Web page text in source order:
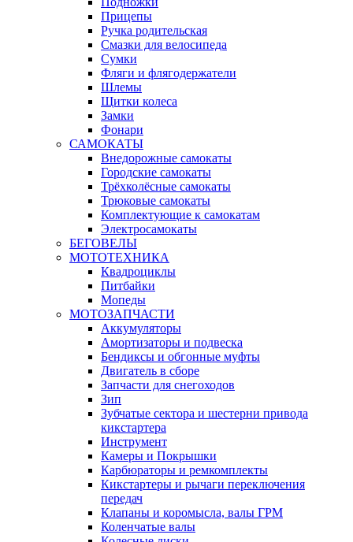
Прицепы
Ручка родительская
Смазки для велосипеда
Сумки
Фляги и флягодержатели
Шлемы
Щитки колеса
Замки
Фонари
САМОКАТЫ
Внедорожные самокаты
Городские самокаты
Трёхколёсные самокаты
Трюковые самокаты
Комплектующие к самокатам
Электросамокаты
БЕГОВЕЛЫ
МОТОТЕХНИКА
Квадроциклы
Питбайки
Мопеды
МОТОЗАПЧАСТИ
Аккумуляторы
Амортизаторы и подвеска
Бендиксы и обгонные муфты
Двигатель в сборе
Запчасти для снегоходов
Зип
Зубчатые сектора и шестерни привода
кикстартера
Инструмент
Камеры и Покрышки
Карбюраторы и ремкомплекты
Кикстартеры и рычаги переключения
передач
Клапаны и коромысла, валы ГРМ
Коленчатые валы